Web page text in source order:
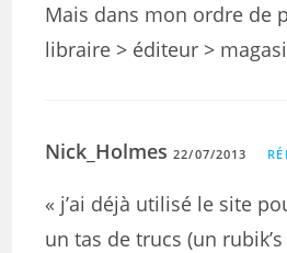
Mais dans mon ordre de
libraire > éditeur >
Nick_Holmes22/07/2013
« j’ai déjà utilisé le site
un tas de trucs (un